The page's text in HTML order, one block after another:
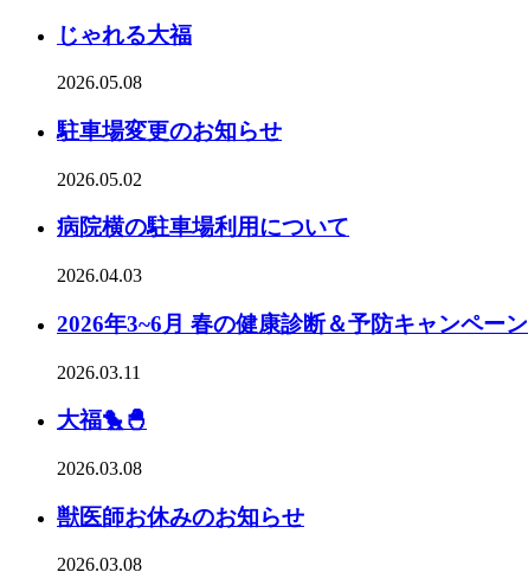
じゃれる大福
2026.05.08
駐車場変更のお知らせ
2026.05.02
病院横の駐車場利用について
2026.04.03
2026年3~6月 春の健康診断＆予防キャンペーン
2026.03.11
大福🐤🐣
2026.03.08
獣医師お休みのお知らせ
2026.03.08